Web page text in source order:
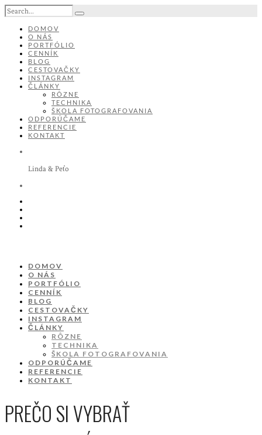
DOMOV
O NÁS
PORTFÓLIO
CENNÍK
BLOG
CESTOVAČKY
INSTAGRAM
ČLÁNKY
RÔZNE
TECHNIKA
ŠKOLA FOTOGRAFOVANIA
ODPORÚČAME
REFERENCIE
KONTAKT
Linda & Peťo
DOMOV
O NÁS
PORTFÓLIO
CENNÍK
BLOG
CESTOVAČKY
INSTAGRAM
ČLÁNKY
RÔZNE
TECHNIKA
ŠKOLA FOTOGRAFOVANIA
ODPORÚČAME
REFERENCIE
KONTAKT
PREČO SI VYBRAŤ